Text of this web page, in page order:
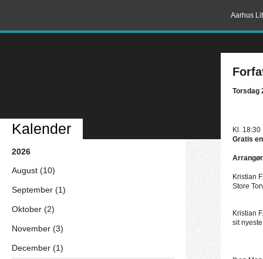
Aarhus
Torsdag
Kl. 18:30
Gratis
Kristian
Store
Kristian
sit
Kalender
2026
August (10)
September (1)
Oktober (2)
November (3)
December (1)